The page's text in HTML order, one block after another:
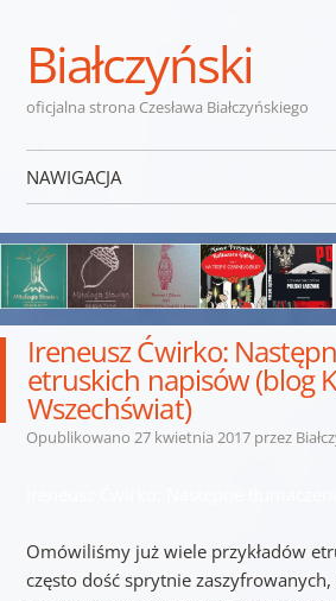
Białczyński
oficjalna strona Czesława Białczyńskiego
NAWIGACJA
Ireneusz Ćwirko:
etruskich napisów (blog
Wszechświat)
Opublikowano 27 kwietnia 2017przez
Omówiliśmy już wiele przykładów
często dość sprytnie zaszyfrowanych,